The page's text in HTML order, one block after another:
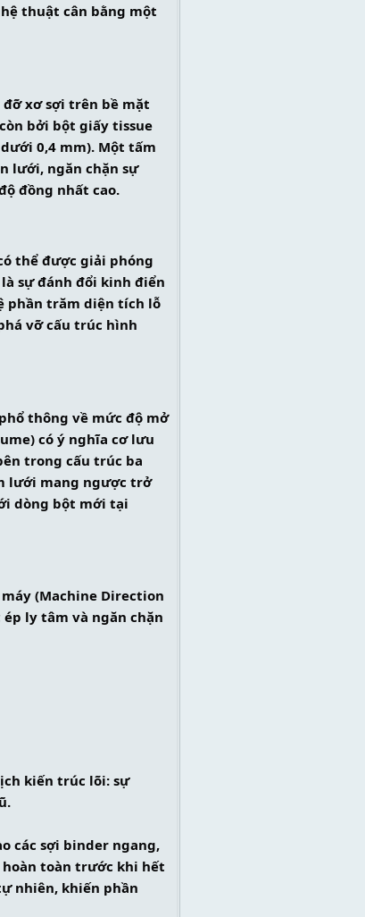
thuật cân bằng một
đỡ xơ sợi trên bề mặt
bởi bột giấy tissue
0,4 mm). Một tấm
lưới, ngăn chặn sự
đồng nhất cao.
thể được giải phóng
sự đánh đổi kinh điển
phần trăm diện tích lỗ
vỡ cấu trúc hình
thông về mức độ mở
có ý nghĩa cơ lưu
trong cấu trúc ba
lưới mang ngược trở
dòng bột mới tại
(Machine Direction
ly tâm và ngăn chặn
kiến trúc lõi: sự
các sợi binder ngang,
toàn trước khi hết
nhiên, khiến phần